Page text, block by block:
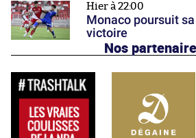
Hier à 22:00
Monaco poursuit
victoire
Nos